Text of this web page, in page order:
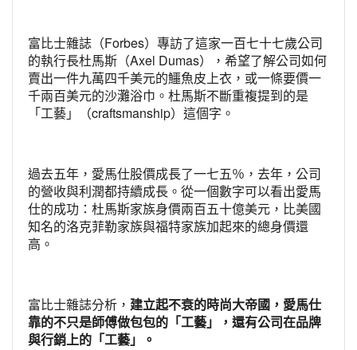
富比士雜誌（Forbes）專訪了這家一百七十七歲公司
的執行長杜馬斯（Axel Dumas），希望了解公司如何
賣出一件九萬四千美元的鱷魚皮上衣，或一條要價一
千兩百美元的沙灘浴巾。杜馬斯不斷重複提到的是
「工藝」（craftsmanship）這個字。
過去五年，愛馬仕股價成長了一七五％，去年，公司
的營收與利潤都持續成長。從一個數字可以看出愛馬
仕的成功：杜馬斯家族身價兩百五十億美元，比美國
知名的洛克菲勒家族與福特家族加起來的總身價還
高。
富比士雜誌分析， 建立起不衰的時尚大帝國，愛馬仕
靠的不只是師傅做包包的「工藝」，還有公司在品牌
與行銷上的「工藝」。